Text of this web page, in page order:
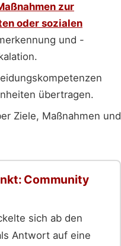
zur
oder sozialen
und -
übertragen.
Ziele, Maßnahmen und
Community
sich ab den
Antwort auf eine